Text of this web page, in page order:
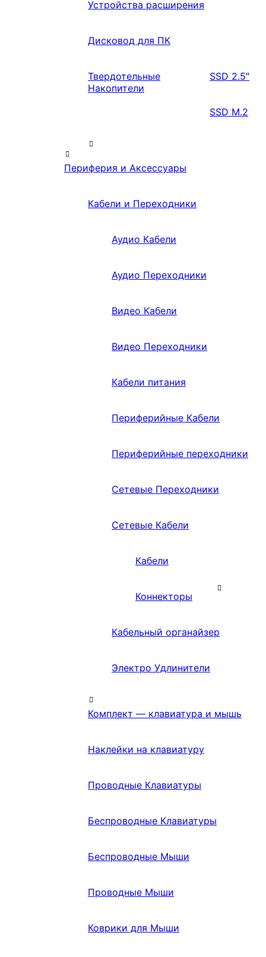
Устройства расширения
Дисковод для ПК
Твердотельные
Накопители
SSD 2.5″
SSD M.2
Периферия и Аксессуары
Кабели и Переходники
Аудио Кабели
Аудио Переходники
Видео Кабели
Видео Переходники
Кабели питания
Периферийные Кабели
Периферийные переходники
Сетевые Переходники
Сетевые Кабели
Кабели
Коннекторы
Кабельный органайзер
Электро Удлинители
Комплект — клавиатура и мышь
Наклейки на клавиатуру
Проводные Клавиатуры
Беспроводные Клавиатуры
Беспроводные Мыши
Проводные Мыши
Коврики для Мыши